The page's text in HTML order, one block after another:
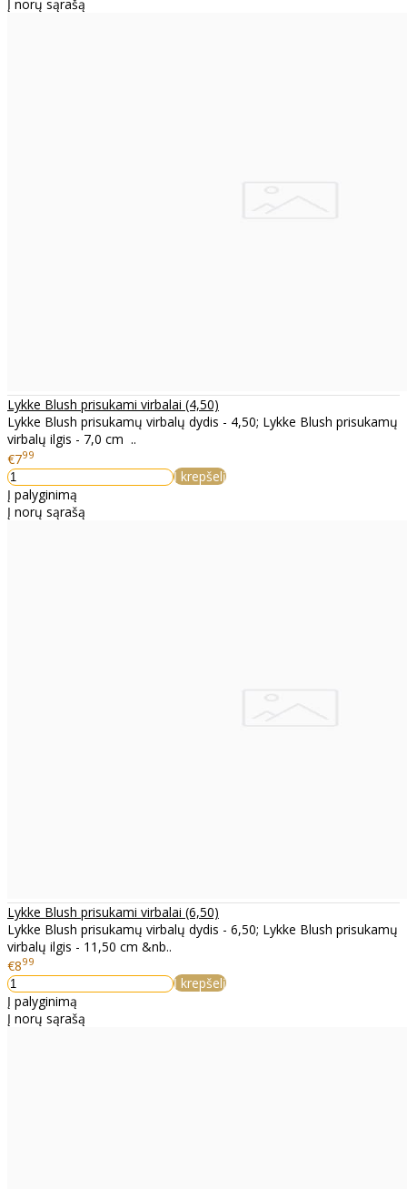
Į norų sąrašą
Lykke Blush prisukami virbalai (4,50)
Lykke Blush prisukamų virbalų dydis - 4,50; Lykke Blush prisukamų
virbalų ilgis - 7,0 cm ..
€799
Į krepšelį
Į palyginimą
Į norų sąrašą
Lykke Blush prisukami virbalai (6,50)
Lykke Blush prisukamų virbalų dydis - 6,50; Lykke Blush prisukamų
virbalų ilgis - 11,50 cm &nb..
€899
Į krepšelį
Į palyginimą
Į norų sąrašą